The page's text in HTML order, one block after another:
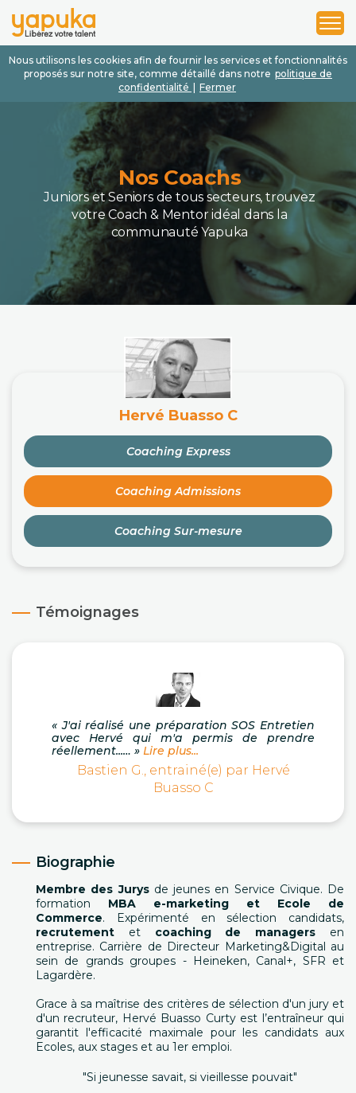
Nous utilisons les cookies afin de fournir les services et fonctionnalités
proposés sur notre site, comme détaillé dans notre politique de
confidentialité
Fermer
1
2
3
Nos Coachs
Juniors et Seniors de tous secteurs, trouvez
votre Coach & Mentor idéal dans la
communauté Yapuka
Hervé Buasso C
Coaching Express
Coaching Admissions
Coaching Sur-mesure
Témoignages
« J'ai réalisé une préparation SOS Entretien
avec Hervé qui m'a permis de prendre
réellement...… » Lire plus...
Bastien G., entrainé(e) par Hervé
Buasso C
Biographie
Membre des Jurysde jeunes en Service Civique. De
formation MBA e-marketing et Ecole de
Commerce. Expérimenté en sélection candidats,
recrutement et coaching de managers en
entreprise. Carrière de Directeur Marketing&Digital au
sein de grands groupes - Heineken, Canal+, SFR et
Lagardère.
Grace à sa maîtrise des critères de sélection d'un jury et
d'un recruteur, Hervé Buasso Curty est l’entraîneur qui
garantit l'efficacité maximale pour les candidats aux
Ecoles, aux stages et au 1er emploi.
"Si jeunesse savait, si vieillesse pouvait"